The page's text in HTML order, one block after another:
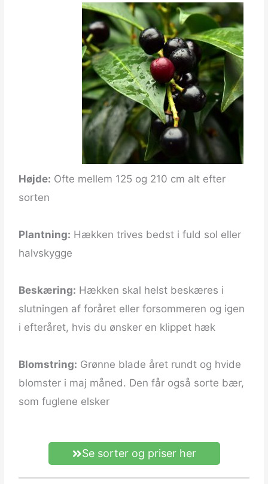
Højde: Ofte mellem 125 og 210 cm alt efter
sorten
Plantning: Hækken trives bedst i fuld sol eller
halvskygge
Beskæring: Hækken skal helst beskæres i
slutningen af foråret eller forsommeren og igen
i efteråret, hvis du ønsker en klippet hæk
Blomstring: Grønne blade året rundt og hvide
blomster i maj måned. Den får også sorte bær,
som fuglene elsker
Se sorter og priser her